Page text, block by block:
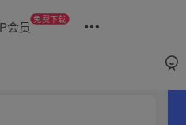
会员 免费下载